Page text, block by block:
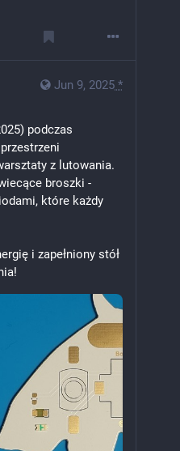
Jun 9, 2025 *
podczas
z lutowania.
broszki -
które każdy
i zapełniony stół